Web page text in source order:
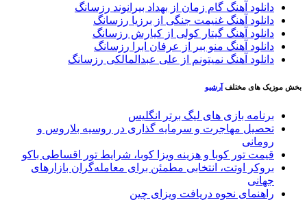
دانلود آهنگ گام زمان از بهداد بیرانوند رزسانگ
دانلود آهنگ غنیمت جنگی از برزیا رزسانگ
دانلود آهنگ گیتار کولی از کیارش رزسانگ
دانلود آهنگ منو ببر از عرفان ابرا رزسانگ
دانلود آهنگ نمیتونم از علی عبدالمالکی رزسانگ
بخش موزیک های مختلف آرشیو
برنامه بازی های لیگ برتر انگلیس
تحصیل مهاجرت و سرمایه گذاری در روسیه بلاروس و
رومانی
قیمت تور کوبا و هزینه ویزا کوبا، شرایط تور اقساطی باکو
بروکر اوتت، انتخابی مطمئن برای معامله‌گران بازارهای
جهانی
راهنمای نحوه دریافت ویزای چین